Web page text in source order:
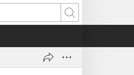
Hledat